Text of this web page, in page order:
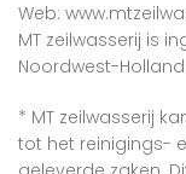
Web:
MT zeilwasserij is
Noordwest-
* MT zeilwasserij
tot het reinigings-